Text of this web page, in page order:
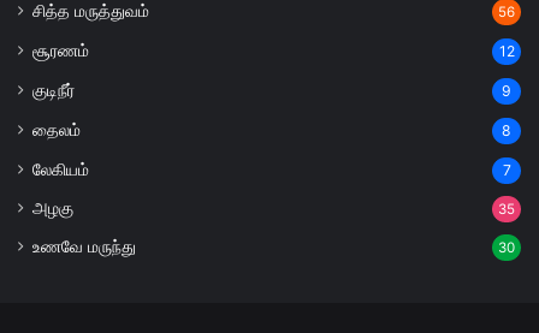
சித்த மருத்துவம் 56
சூரணம் 12
குடிநீர் 9
தைலம் 8
லேகியம் 7
அழகு 35
உணவே மருந்து 30